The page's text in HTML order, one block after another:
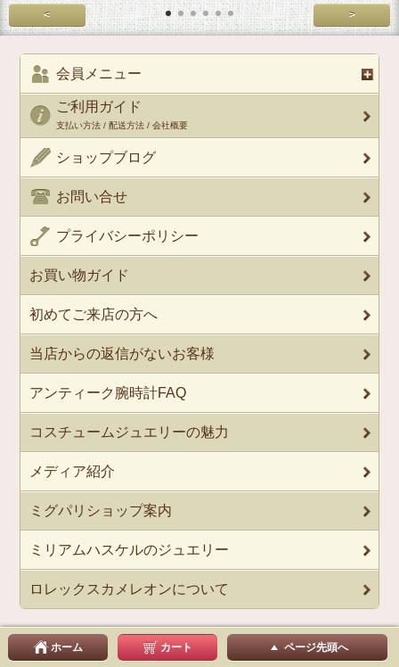
< >
会員メニュー
ご利用ガイド
支払い方法 / 配送方法 / 会社概要
ショップブログ
お問い合せ
プライバシーポリシー
お買い物ガイド
初めてご来店の方へ
当店からの返信がないお客様
アンティーク腕時計FAQ
コスチュームジュエリーの魅力
メディア紹介
ミグパリショップ案内
ミリアムハスケルのジュエリー
ロレックスカメレオンについて
ホーム カート ページ先頭へ